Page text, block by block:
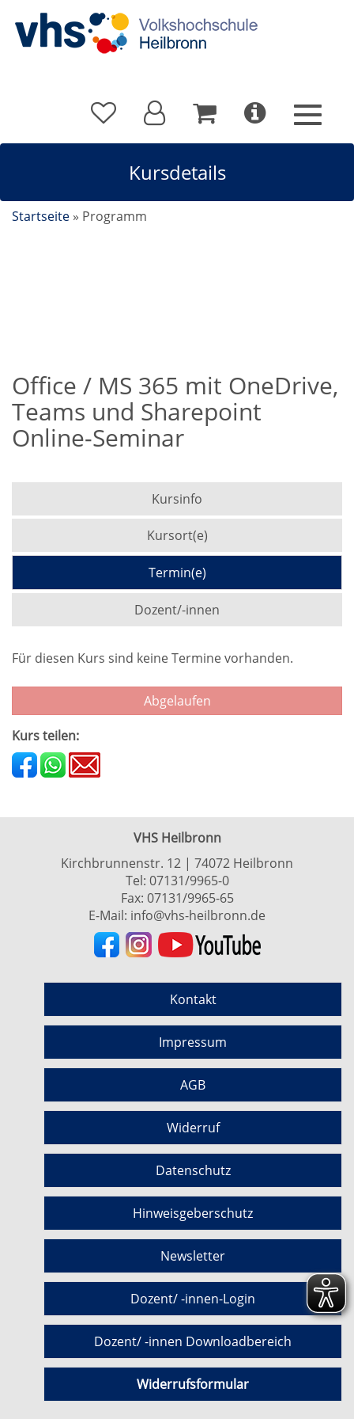
Kursdetails
Startseite » Programm
Office / MS 365 mit OneDrive,
Teams und Sharepoint
Online-Seminar
Kursinfo
Kursort(e)
Termin(e)
Dozent/-innen
Für diesen Kurs sind keine Termine vorhanden.
Abgelaufen
Kurs teilen:
VHS Heilbronn
Kirchbrunnenstr. 12 | 74072 Heilbronn
Tel: 07131/9965-0
Fax: 07131/9965-65
E-Mail: info@vhs-heilbronn.de
Kontakt
Impressum
AGB
Widerruf
Datenschutz
Hinweisgeberschutz
Newsletter
Dozent/ -innen-Login
Dozent/ -innen Downloadbereich
Widerrufsformular